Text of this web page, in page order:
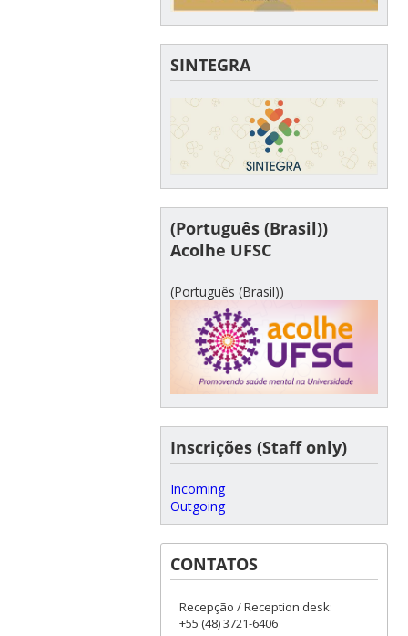
SINTEGRA
(Português (Brasil))
Acolhe UFSC
(Português (Brasil))
Inscrições (Staff only)
Incoming
Outgoing
CONTATOS
Recepção / Reception desk:
+55 (48) 3721-6406